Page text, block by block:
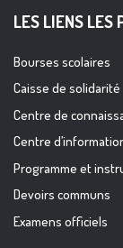
LES LIENS LES
Bourses scolaires
Caisse de solidarité
Centre de
Centre
Programme et
Devoirs communs
Examens officiels